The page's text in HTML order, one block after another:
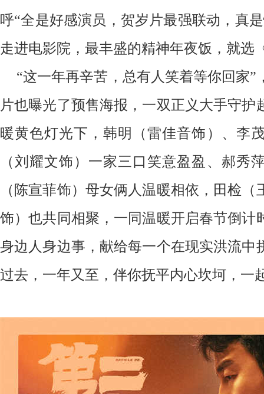
呼“全是好感演员，贺岁片最强联动，真
走进电影院，最丰盛的精神年夜饭，就选
“这一年再辛苦，总有人笑着等你回家
片也曝光了预售海报，一双正义大手守护
暖黄色灯光下，韩明（雷佳音饰）、李
（刘耀文饰）一家三口笑意盈盈、郝秀
（陈宣菲饰）母女俩人温暖相依，田检
饰）也共同相聚，一同温暖开启春节倒计
身边人身边事，献给每一个在现实洪流中
过去，一年又至，伴你抚平内心坎坷，一